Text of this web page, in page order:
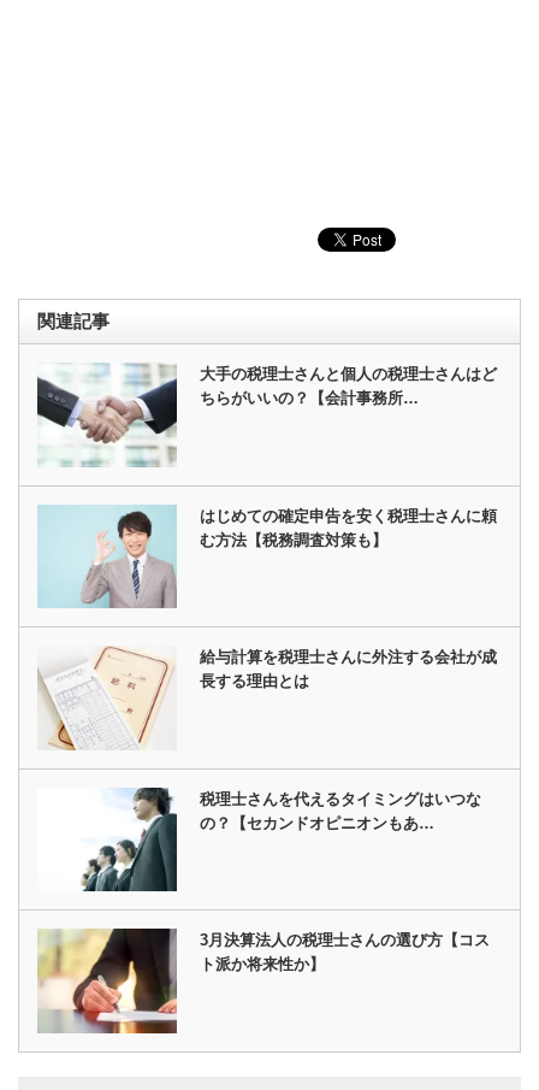
関連記事
大手の税理士さんと個人の税理士さんはど
ちらがいいの？【会計事務所…
はじめての確定申告を安く税理士さんに頼
む方法【税務調査対策も】
給与計算を税理士さんに外注する会社が成
長する理由とは
税理士さんを代えるタイミングはいつな
の？【セカンドオピニオンもあ…
3月決算法人の税理士さんの選び方【コス
ト派か将来性か】